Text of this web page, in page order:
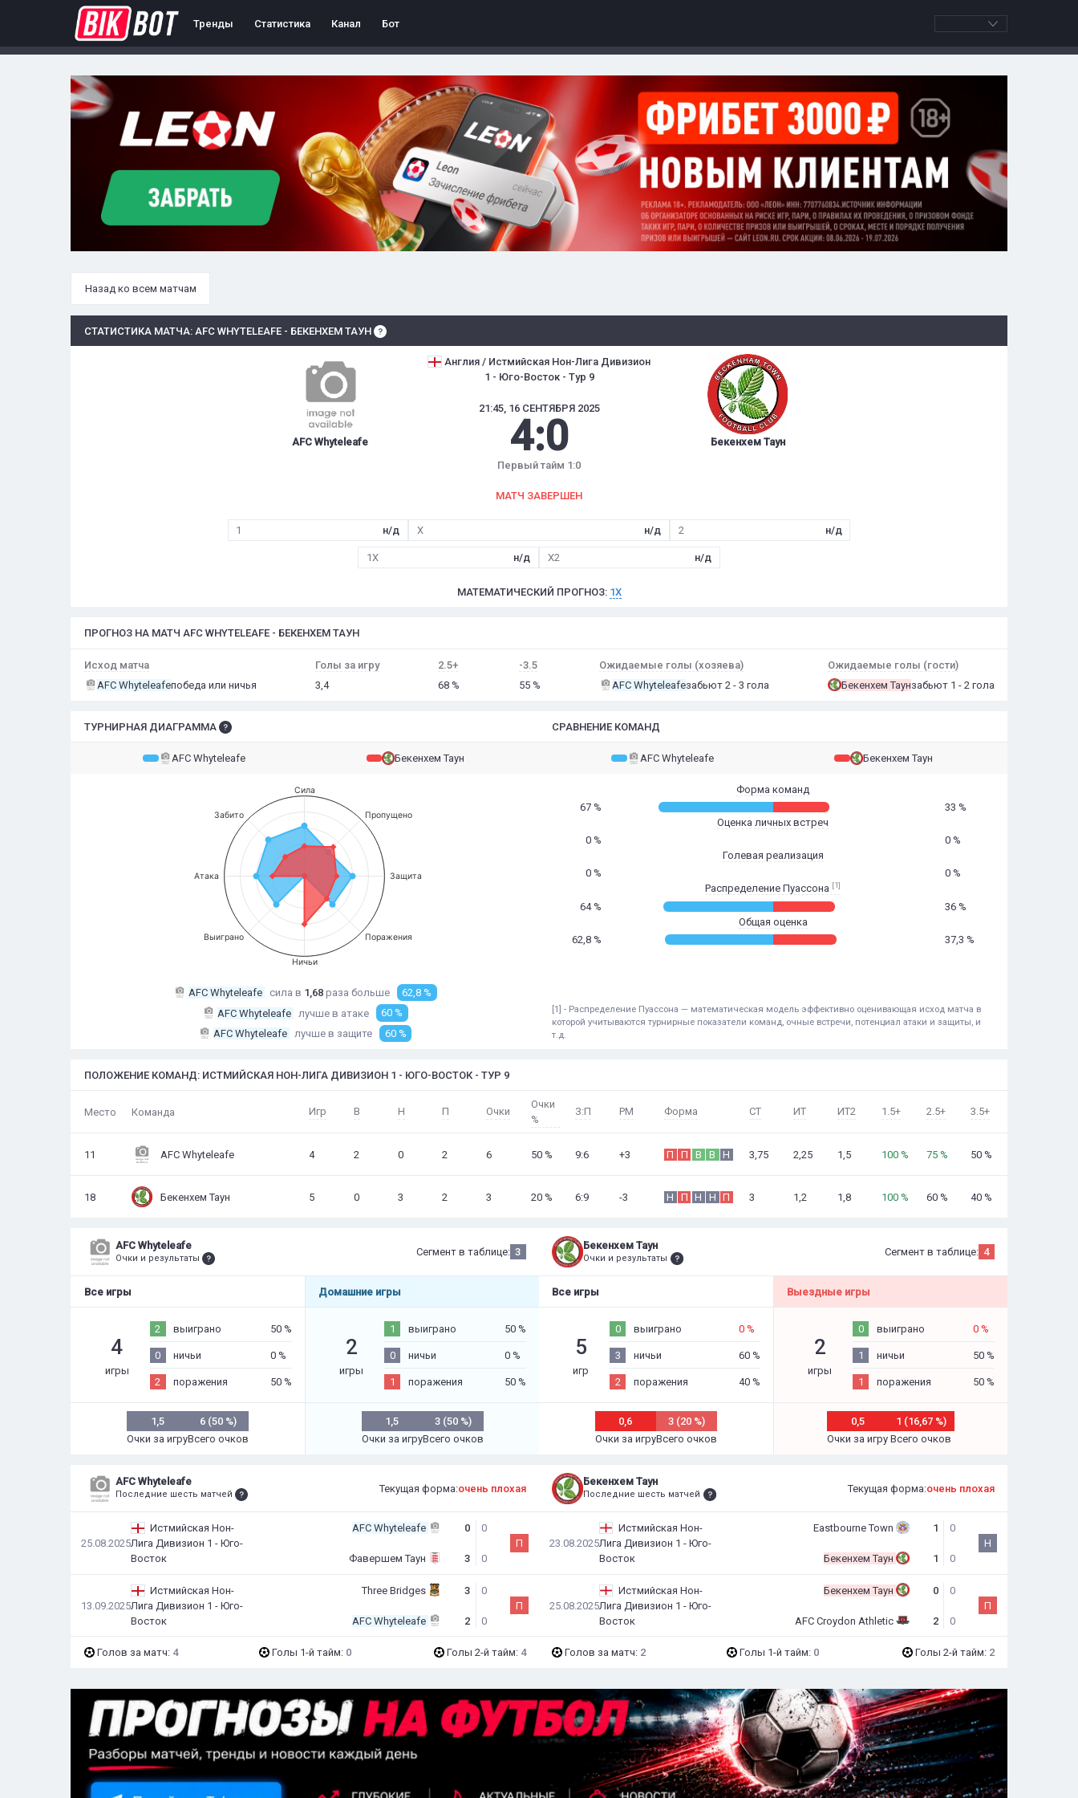
Тренды Статистика Канал Бот
Назад ко всем матчам
СТАТИСТИКА МАТЧА: AFC WHYTELEAFE - БЕКЕНХЕМ ТАУН
AFC Whyteleafe
Англия / Истмийская Нон-Лига Дивизион
1 - Юго-Восток - Тур 9
21:45, 16 СЕНТЯБРЯ 2025
4:0
Первый тайм 1:0
Бекенхем Таун
МАТЧ ЗАВЕРШЕН
1 н/д X н/д 2 н/д
1X н/д X2 н/д
МАТЕМАТИЧЕСКИЙ ПРОГНОЗ: 1X
ПРОГНОЗ НА МАТЧ AFC WHYTELEAFE - БЕКЕНХЕМ ТАУН
Исход матча
AFC Whyteleafeпобеда или ничья
Голы за игру
3,4
2.5+
68 %
-3.5
55 %
Ожидаемые голы (хозяева)
AFC Whyteleafeзабьют 2 - 3 гола
Ожидаемые голы (гости)
Бекенхем Таунзабьют 1 - 2 гола
ТУРНИРНАЯ ДИАГРАММА
AFC Whyteleafe Бекенхем Таун
Сила
Пропущено
Защита
Поражения
Ничьи
Выиграно
Атака
Забито
AFC Whyteleafe сила в 1,68 раза больше
62,8 %
AFC Whyteleafe
лучше в атаке
60 %
AFC Whyteleafe
лучше в защите 60 %
СРАВНЕНИЕ КОМАНД
AFC Whyteleafe Бекенхем Таун
Форма команд
67 %
33 %
Оценка личных встреч
0 %
0 %
Голевая реализация
0 %
0 %
Распределение Пуассона [1]
64 %
36 %
Общая оценка
62,8 %
37,3 %
[1] - Распределение Пуассона — математическая модель эффективно оценивающая исход матча в
которой учитываются турнирные показатели команд, очные встречи, потенциал атаки и защиты, и
т.д.
ПОЛОЖЕНИЕ КОМАНД: ИСТМИЙСКАЯ НОН-ЛИГА ДИВИЗИОН 1 - ЮГО-ВОСТОК - ТУР 9
Место Команда Игр В Н П Очки
Очки
%
З:П РМ Форма СТ ИТ ИТ2 1.5+ 2.5+ 3.5+
11 AFC Whyteleafe 4 2 0 2 6 50 % 9:6 +3 П П В В Н 3,75 2,25 1,5 100 % 75 % 50 %
18 Бекенхем Таун 5 0 3 2 3 20 % 6:9 -3 Н П Н Н П 3 1,2 1,8 100 % 60 % 40 %
AFC Whyteleafe
Очки и результаты Сегмент в таблице: 3
Все игры
4
игры
2 выиграно 50 %
0 ничьи 0 %
2 поражения 50 %
1,5
Очки за игру
6 (50 %)
Всего очков
Домашние игры
2
игры
1 выиграно 50 %
0 ничьи 0 %
1 поражения 50 %
1,5
Очки за игру
3 (50 %)
Всего очков
Бекенхем Таун
Очки и результаты Сегмент в таблице: 4
Все игры
5
игр
0 выиграно 0 %
3 ничьи 60 %
2 поражения 40 %
0,6
Очки за игру
3 (20 %)
Всего очков
Выездные игры
2
игры
0 выиграно 0 %
1 ничьи 50 %
1 поражения 50 %
0,5
Очки за игру
1 (16,67 %)
Всего очков
AFC Whyteleafe
Последние шесть матчей Текущая форма:очень плохая
25.08.2025
Истмийская Нон-
Лига Дивизион 1 - Юго-
Восток
AFC Whyteleafe
Фавершем Таун
0
3
0
0
П
13.09.2025
Истмийская Нон-
Лига Дивизион 1 - Юго-
Восток
Three Bridges
AFC Whyteleafe
3
2
0
0
П
Голов за матч: 4 Голы 1-й тайм: 0 Голы 2-й тайм: 4
Бекенхем Таун
Последние шесть матчей Текущая форма:очень плохая
23.08.2025
Истмийская Нон-
Лига Дивизион 1 - Юго-
Восток
Eastbourne Town
Бекенхем Таун
1
1
0
0
Н
25.08.2025
Истмийская Нон-
Лига Дивизион 1 - Юго-
Восток
Бекенхем Таун
AFC Croydon Athletic
0
2
0
0
П
Голов за матч: 2 Голы 1-й тайм: 0 Голы 2-й тайм: 2